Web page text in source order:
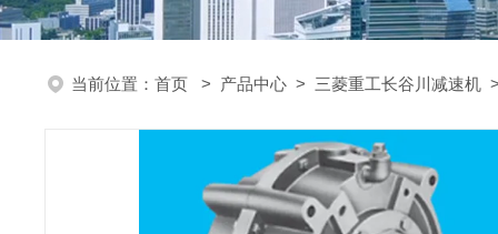
当前位置： 首页 > 产品中心 > 三菱重工长谷川减速机